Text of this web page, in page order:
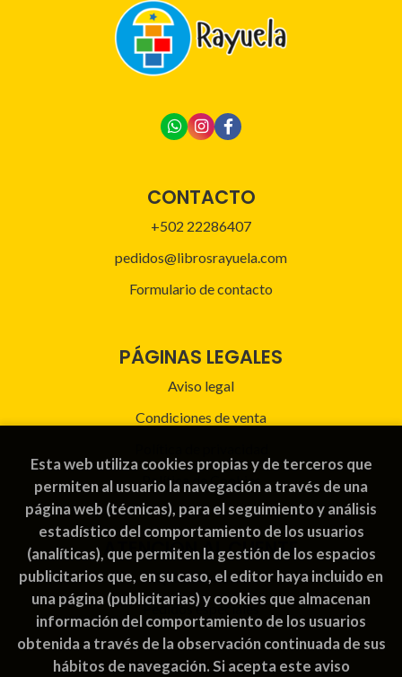
CONTACTO
+502 22286407
pedidos@librosrayuela.com
Formulario de contacto
PÁGINAS LEGALES
Aviso legal
Condiciones de venta
Política de Cookies
ATENCIÓN AL CLIENTE
Quiénes somos
Pedidos especiales
Esta web utiliza cookies propias y de terceros que
permiten al usuario la navegación a través de una
página web (técnicas), para el seguimiento y análisis
estadístico del comportamiento de los usuarios
(analíticas), que permiten la gestión de los espacios
publicitarios que, en su caso, el editor haya incluido en
una página (publicitarias) y cookies que almacenan
información del comportamiento de los usuarios
obtenida a través de la observación continuada de sus
hábitos de navegación. Si acepta este aviso